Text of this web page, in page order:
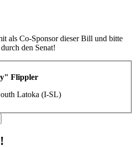
als Co-Sponsor dieser Bill und bitte
den Senat!
Flippler
Latoka (I-SL)